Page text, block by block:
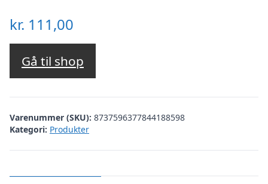
kr. 111,00
Gå til shop
Varenummer (SKU): 8737596377844188598
Kategori: Produkter